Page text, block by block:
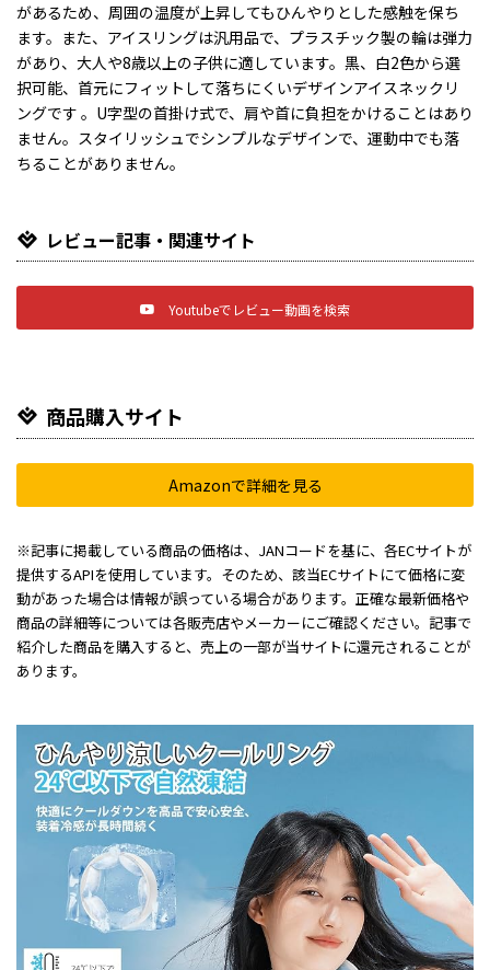
があるため、周囲の温度が上昇してもひんやりとした感触を保ち
ます。また、アイスリングは汎用品で、プラスチック製の輪は弾力
があり、大人や8歳以上の子供に適しています。黒、白2色から選
択可能、首元にフィットして落ちにくいデザインアイスネックリ
ングです 。U字型の首掛け式で、肩や首に負担をかけることはあり
ません。スタイリッシュでシンプルなデザインで、運動中でも落
ちることがありません。
レビュー記事・関連サイト
Youtubeでレビュー動画を検索
商品購入サイト
Amazonで詳細を見る
※記事に掲載している商品の価格は、JANコードを基に、各ECサイトが
提供するAPIを使用しています。そのため、該当ECサイトにて価格に変
動があった場合は情報が誤っている場合があります。正確な最新価格や
商品の詳細等については各販売店やメーカーにご確認ください。記事で
紹介した商品を購入すると、売上の一部が当サイトに還元されることが
あります。